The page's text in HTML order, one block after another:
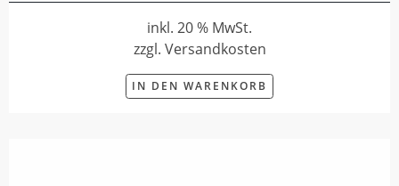
inkl. 20 % MwSt.
zzgl. Versandkosten
IN DEN WARENKORB